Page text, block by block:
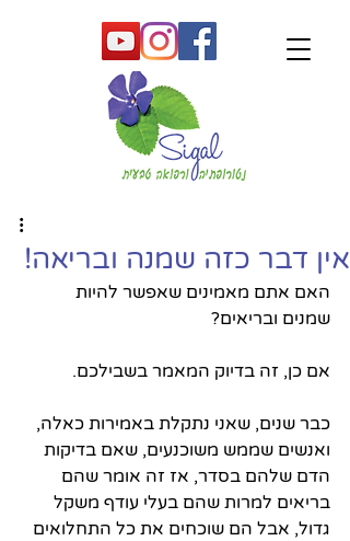
אין דבר כזה שמנה ובריאה!
האם אתם מאמינים שאפשר להיות
שמנים ובריאים?
אם כן, זה בדיוק המאמר בשבילכם.
כבר שנים, שאני נתקלת באמירות כאלה,
ואנשים שממש משוכנעים, שאם בדיקות
הדם שלהם בסדר, אז זה אומר שהם
בריאים למרות שהם בעלי עודף משקל
גדול, אבל הם שוכחים את כל התחלואים